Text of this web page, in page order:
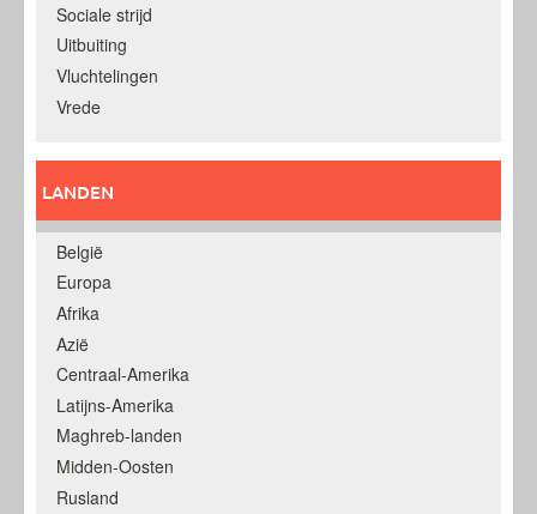
Sociale strijd
Uitbuiting
Vluchtelingen
Vrede
LANDEN
België
Europa
Afrika
Azië
Centraal-Amerika
Latijns-Amerika
Maghreb-landen
Midden-Oosten
Rusland